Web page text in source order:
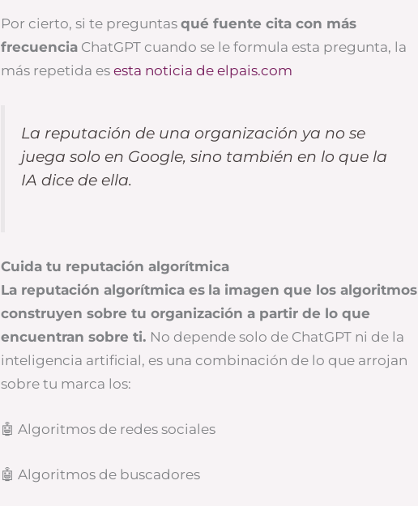
Por cierto, si te preguntasqué fuente cita con más
frecuencia ChatGPT cuando se le formula esta pregunta, la
más repetida esesta noticia de elpais.com
La reputación de una organización ya no se
juega solo en Google, sino también en lo que la
IA dice de ella.
Cuida tu reputación algorítmica
La reputación algorítmica es la imagen que los algoritmos
construyen sobre tu organización a partir de lo que
encuentran sobre ti. No depende solo de ChatGPT ni de la
inteligencia artificial, es una combinación de lo que arrojan
sobre tu marca los:
🤖 Algoritmos de redes sociales
🤖 Algoritmos de buscadores